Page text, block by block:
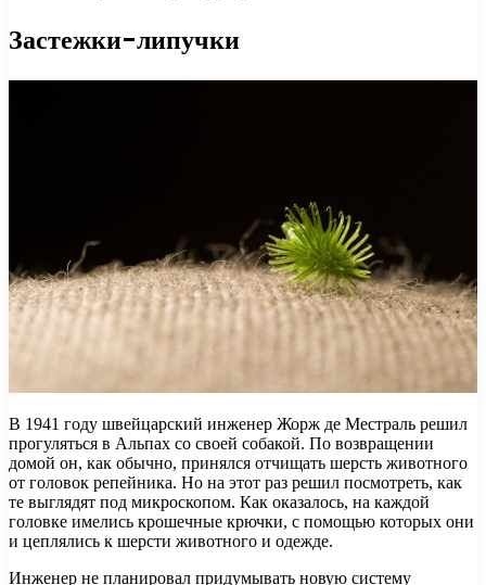
Застежки-липучки
В 1941 году швейцарский инженер Жорж де Местраль решил
прогуляться в Альпах со своей собакой. По возвращении
домой он, как обычно, принялся отчищать шерсть животного
от головок репейника. Но на этот раз решил посмотреть, как
те выглядят под микроскопом. Как оказалось, на каждой
головке имелись крошечные крючки, с помощью которых они
и цеплялись к шерсти животного и одежде.
Инженер не планировал придумывать новую систему